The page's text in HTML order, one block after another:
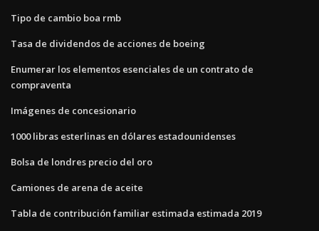
Tipo de cambio boa rmb
Tasa de dividendos de acciones de boeing
Enumerar los elementos esenciales de un contrato de
compraventa
Imágenes de concesionario
1000 libras esterlinas en dólares estadounidenses
Bolsa de londres precio del oro
Camiones de arena de aceite
Tabla de contribución familiar estimada estimada 2019